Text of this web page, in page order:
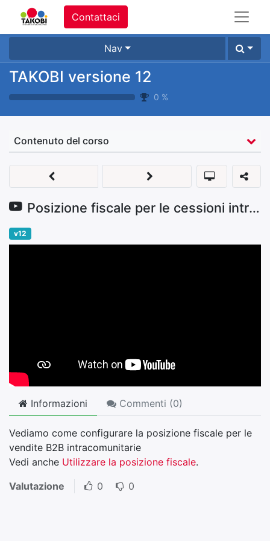
Contattaci
Nav
TAKOBI versione 12
0 %
Contenuto del corso
Posizione fiscale per le cessioni intracomunitarie B2B
v12
Informazioni Commenti (0)
Vediamo come configurare la posizione fiscale per le
vendite B2B intracomunitarie
Vedi anche Utilizzare la posizione fiscale.
Valutazione
0 0